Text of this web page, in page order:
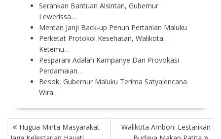
Serahkan Bantuan Alsintan, Gubernur
Lewerissa…
Mentan Janji Back-up Penuh Pertanian Maluku
Perketat Protokol Kesehatan, Walikota :
Ketemu…
Pesparani Adalah Kampanye Dan Provokasi
Perdamaian…
Besok, Gubernur Maluku Terima Satyalencana
Wira…
P
O
Hugua Minta Masyarakat
Walikota Ambon: Lestarikan